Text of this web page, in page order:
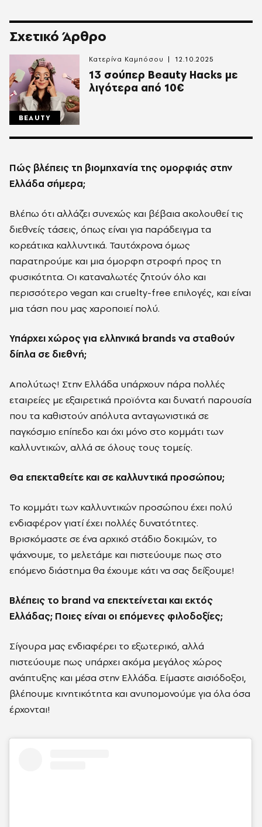
Σχετικό Άρθρο
BEAUTY
13 σούπερ Beauty Hacks με
λιγότερα από 10€
Κατερίνα Καμπόσου 12.10.2025
Πώς βλέπεις τη βιομηχανία της ομορφιάς στην
Ελλάδα σήμερα;
Βλέπω ότι αλλάζει συνεχώς και βέβαια ακολουθεί τις
διεθνείς τάσεις, όπως είναι για παράδειγμα τα
κορεάτικα καλλυντικά. Ταυτόχρονα όμως
παρατηρούμε και μια όμορφη στροφή προς τη
φυσικότητα. Οι καταναλωτές ζητούν όλο και
περισσότερο vegan και cruelty-free επιλογές, και είναι
μια τάση που μας χαροποιεί πολύ.
Υπάρχει χώρος για ελληνικά brands να σταθούν
δίπλα σε διεθνή;
Απολύτως! Στην Ελλάδα υπάρχουν πάρα πολλές
εταιρείες με εξαιρετικά προϊόντα και δυνατή παρουσία
που τα καθιστούν απόλυτα ανταγωνιστικά σε
παγκόσμιο επίπεδο και όχι μόνο στο κομμάτι των
καλλυντικών, αλλά σε όλους τους τομείς.
Θα επεκταθείτε και σε καλλυντικά προσώπου;
Το κομμάτι των καλλυντικών προσώπου έχει πολύ
ενδιαφέρον γιατί έχει πολλές δυνατότητες.
Βρισκόμαστε σε ένα αρχικό στάδιο δοκιμών, το
ψάχνουμε, το μελετάμε και πιστεύουμε πως στο
επόμενο διάστημα θα έχουμε κάτι να σας δείξουμε!
Βλέπεις το brand να επεκτείνεται και εκτός
Ελλάδας; Ποιες είναι οι επόμενες φιλοδοξίες;
Σίγουρα μας ενδιαφέρει το εξωτερικό, αλλά
πιστεύουμε πως υπάρχει ακόμα μεγάλος χώρος
ανάπτυξης και μέσα στην Ελλάδα. Είμαστε αισιόδοξοι,
βλέπουμε κινητικότητα και ανυπομονούμε για όλα όσα
έρχονται!